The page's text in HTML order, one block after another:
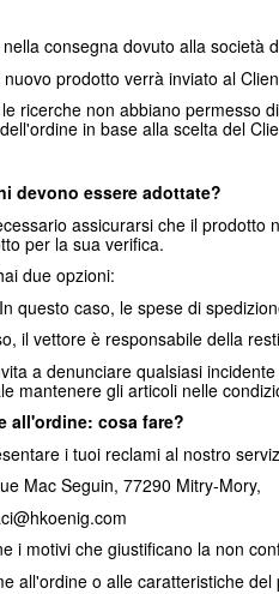
consegna dovuto alla
prodotto verrà inviato al
ricerche non abbiano permesso
in base alla scelta del
devono essere adottate?
assicurarsi che il
per la sua verifica.
due opzioni:
caso, le spese di
vettore è responsabile della
a denunciare qualsiasi
mantenere gli articoli nelle
all'ordine: cosa fare?
i tuoi reclami al nostro
Seguin, 77290 Mitry-Mory,
i motivi che giustificano la non
all'ordine o alle caratteristiche